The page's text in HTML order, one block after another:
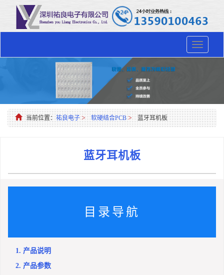
Toggle
navigation
当前位置：祐良电子 > 软硬结合PCB > 蓝牙耳机板
蓝牙耳机板
目录导航
1. 产品说明
2. 产品参数